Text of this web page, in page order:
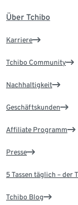
Über Tchibo
Karriere
Tchibo Community
Nachhaltigkeit
Geschäftskunden
Affiliate Programm
Presse
5 Tassen täglich – der
Tchibo Blog